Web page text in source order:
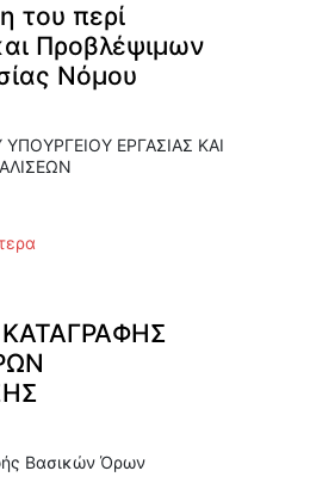
του περί
Προβλέψιμων
Νόμου
ΕΡΓΑΣΙΑΣ ΚΑΙ
ΚΑΤΑΓΡΑΦΗΣ
Βασικών Όρων